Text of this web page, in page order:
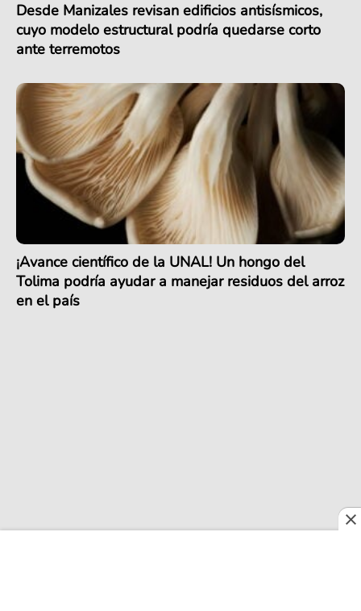
Desde Manizales revisan edificios antisísmicos,
cuyo modelo estructural podría quedarse corto
ante terremotos
¡Avance científico de la UNAL! Un hongo del
Tolima podría ayudar a manejar residuos del arroz
en el país